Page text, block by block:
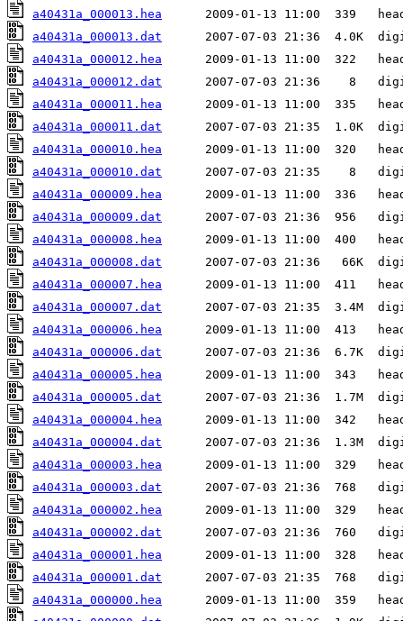
a40431a_000013.hea
a40431a_000013.dat
a40431a_000012.hea
a40431a_000012.dat
a40431a_000011.hea
a40431a_000011.dat
a40431a_000010.hea
a40431a_000010.dat
a40431a_000009.hea
a40431a_000009.dat
a40431a_000008.hea
a40431a_000008.dat
a40431a_000007.hea
a40431a_000007.dat
a40431a_000006.hea
a40431a_000006.dat
a40431a_000005.hea
a40431a_000005.dat
a40431a_000004.hea
a40431a_000004.dat
a40431a_000003.hea
a40431a_000003.dat
a40431a_000002.hea
a40431a_000002.dat
a40431a_000001.hea
a40431a_000001.dat
a40431a_000000.hea